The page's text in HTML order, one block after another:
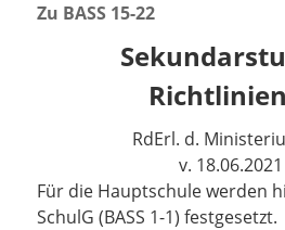
Zu BASS 15-22
RdErl. d.
v.
Für die Hauptschule werden
SchulG (BASS 1-1) festgesetzt.